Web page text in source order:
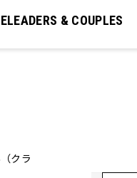
LEADERS & COUPLES
クラ